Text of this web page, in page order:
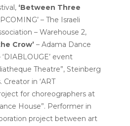
‘Between Three
– The Israeli
– Warehouse 2,
Crow’ – Adama Dance
‘DIABLOUGE’ event
Theatre”, Steinberg
in ‘ART
for choreographers at
House”. Performer in
project between art